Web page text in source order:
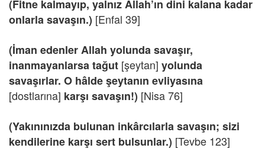
(Fitne kalmayıp, yalnız Allah’ın dini kalana kadar
onlarla savaşın.) [Enfal 39]
(İman edenler Allah yolunda savaşır,
inanmayanlarsa tağut [şeytan] yolunda
savaşırlar. O hâlde şeytanın evliyasına
[dostlarına] karşı savaşın!) [Nisa 76]
(Yakınınızda bulunan inkârcılarla savaşın; sizi
kendilerine karşı sert bulsunlar.) [Tevbe 123]